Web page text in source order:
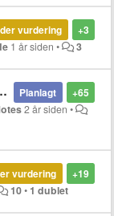
+3
vurdering
1 år siden • 3
+65
Planlagt
2 år siden •
+19
vurdering
10• 1 dublet